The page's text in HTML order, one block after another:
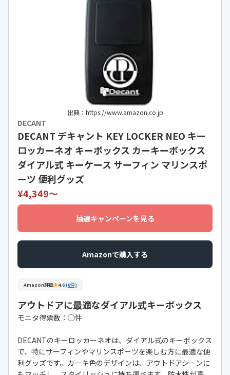
出典：https://www.amazon.co.jp
DECANT
DECANT デキャント KEY LOCKER NEO キー
ロッカーネオ キーボックス カーキーボックス
ダイアル式 キーケース サーフィン マリンスポ
ーツ 便利グッズ
¥4,349〜
抽選キャンペーンを見る
Amazonで購入する
Amazon評価★4.6(6件)
アウトドアに最適なダイアル式キーボックス
モニタ得票数：◯件
DECANTのキーロッカーネオは、ダイアル式のキーボックス
で、特にサーフィンやマリンスポーツを楽しむ方に最適な便
利グッズです。カーキ色のデザインは、アウトドアシーンに